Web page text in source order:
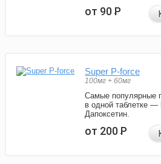
от 90Р
Super P-force
100мг + 60мг
Самые популярные
в одной таблетке —
Дапоксетин.
от 200Р